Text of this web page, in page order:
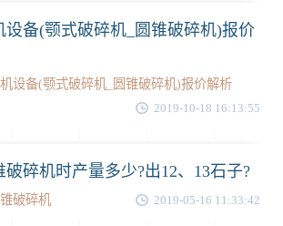
设备(颚式破碎机_圆锥破碎机)报价
设备(颚式破碎机_圆锥破碎机)报价解析
2019-10-18 16:13:55
碎机时产量多少?出12、13石子?
破碎机 2019-05-16 11:33:42